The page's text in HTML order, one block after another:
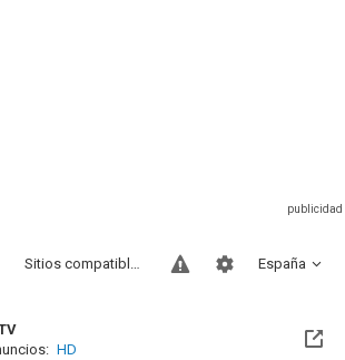
España
Sitios compatibles
HD